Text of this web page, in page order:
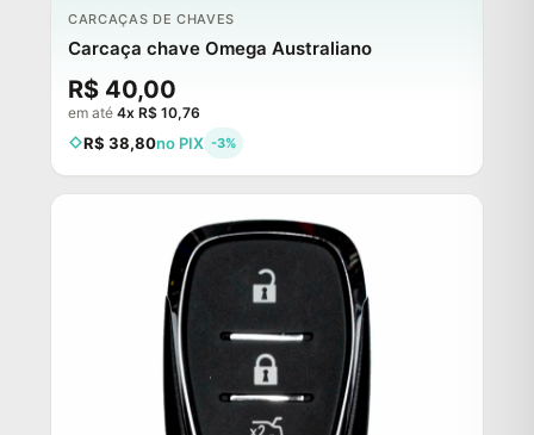
ESGOTADO
CARCAÇAS DE CHAVES
Carcaça chave Omega Australiano
R$ 40,00
em até 4x R$ 10,76
R$ 38,80no PIX -3%